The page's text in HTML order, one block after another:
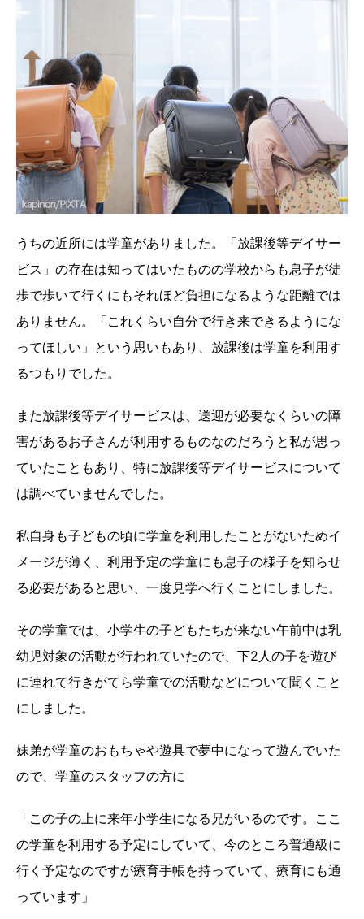
うちの近所には学童がありました。「放課後等デイサー
ビス」の存在は知ってはいたものの学校からも息子が徒
歩で歩いて行くにもそれほど負担になるような距離では
ありません。「これくらい自分で行き来できるようにな
ってほしい」という思いもあり、放課後は学童を利用す
るつもりでした。
また放課後等デイサービスは、送迎が必要なくらいの障
害があるお子さんが利用するものなのだろうと私が思っ
ていたこともあり、特に放課後等デイサービスについて
は調べていませんでした。
私自身も子どもの頃に学童を利用したことがないためイ
メージが薄く、利用予定の学童にも息子の様子を知らせ
る必要があると思い、一度見学へ行くことにしました。
その学童では、小学生の子どもたちが来ない午前中は乳
幼児対象の活動が行われていたので、下2人の子を遊び
に連れて行きがてら学童での活動などについて聞くこと
にしました。
妹弟が学童のおもちゃや遊具で夢中になって遊んでいた
ので、学童のスタッフの方に
「この子の上に来年小学生になる兄がいるのです。ここ
の学童を利用する予定にしていて、今のところ普通級に
行く予定なのですが療育手帳を持っていて、療育にも通
っています」